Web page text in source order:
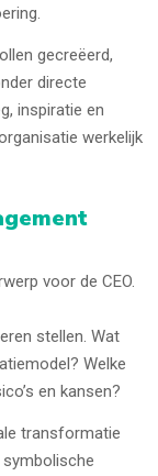
gecreëerd,
directe
inspiratie en
werkelijk
voor de CEO.
stellen. Wat
Welke
en kansen?
transformatie